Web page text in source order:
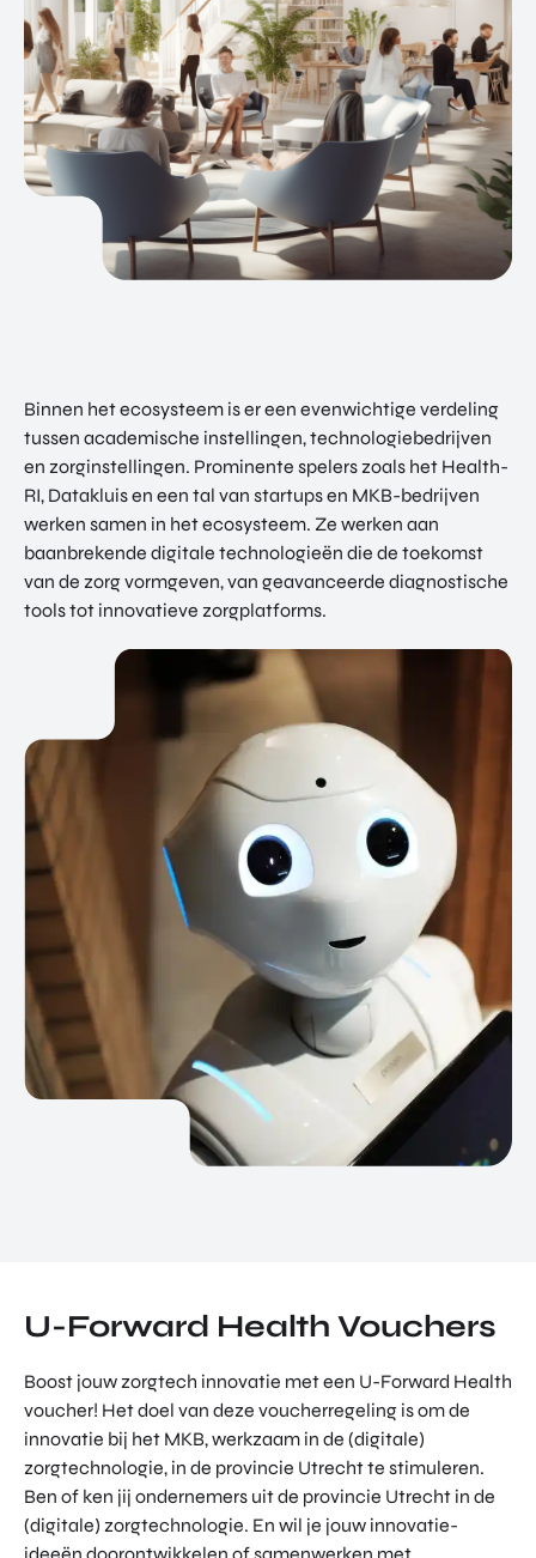
Binnen het ecosysteem is er een evenwichtige verdeling
tussen academische instellingen, technologiebedrijven
en zorginstellingen. Prominente spelers zoals het Health-
RI, Datakluis en een tal van startups en MKB-bedrijven
werken samen in het ecosysteem. Ze werken aan
baanbrekende digitale technologieën die de toekomst
van de zorg vormgeven, van geavanceerde diagnostische
tools tot innovatieve zorgplatforms.
U-Forward Health Vouchers
Boost jouw zorgtech innovatie met een U-Forward Health
voucher! Het doel van deze voucherregeling is om de
innovatie bij het MKB, werkzaam in de (digitale)
zorgtechnologie, in de provincie Utrecht te stimuleren.
Ben of ken jij ondernemers uit de provincie Utrecht in de
(digitale) zorgtechnologie. En wil je jouw innovatie-